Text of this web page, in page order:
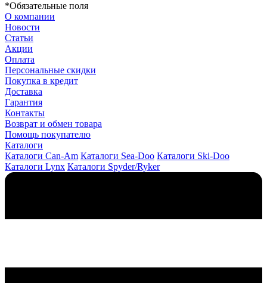
*Обязательные поля
О компании
Новости
Статьи
Акции
Оплата
Персональные скидки
Покупка в кредит
Доставка
Гарантия
Контакты
Возврат и обмен товара
Помощь покупателю
Каталоги
Каталоги Can-Am Каталоги Sea-Doo Каталоги Ski-Doo
Каталоги Lynx Каталоги Spyder/Ryker